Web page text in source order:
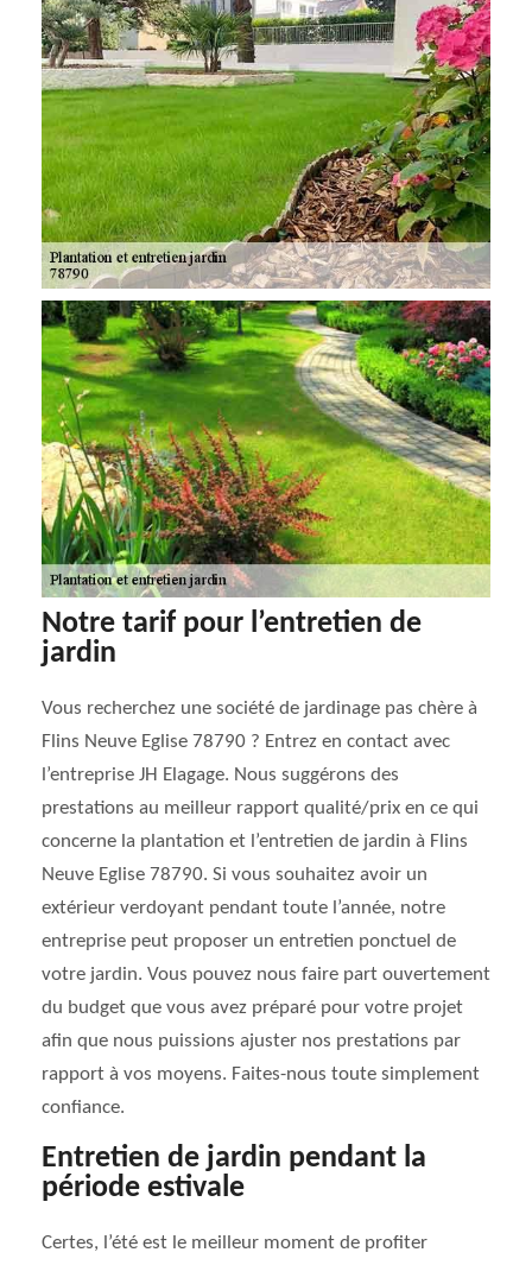
Notre tarif pour l’entretien de
jardin
Vous recherchez une société de jardinage pas chère à
Flins Neuve Eglise 78790 ? Entrez en contact avec
l’entreprise JH Elagage. Nous suggérons des
prestations au meilleur rapport qualité/prix en ce qui
concerne la plantation et l’entretien de jardin à Flins
Neuve Eglise 78790. Si vous souhaitez avoir un
extérieur verdoyant pendant toute l’année, notre
entreprise peut proposer un entretien ponctuel de
votre jardin. Vous pouvez nous faire part ouvertement
du budget que vous avez préparé pour votre projet
afin que nous puissions ajuster nos prestations par
rapport à vos moyens. Faites-nous toute simplement
confiance.
Entretien de jardin pendant la
période estivale
Certes, l’été est le meilleur moment de profiter